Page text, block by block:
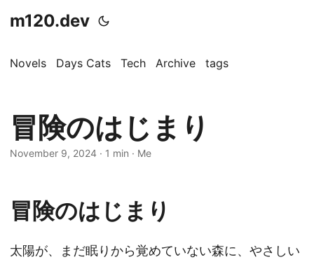
m120.dev
Novels Days Cats Tech Archive tags
冒険のはじまり
November 9, 2024 · 1 min · Me
冒険のはじまり
太陽が、まだ眠りから覚めていない森に、やさしい